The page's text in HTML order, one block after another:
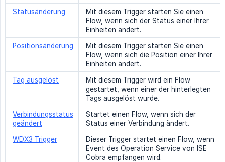
Statusänderung
Mit diesem Trigger starten Sie einen
Flow, wenn sich der Status einer Ihrer
Einheiten ändert.
Positionsänderung
Mit diesem Trigger starten Sie einen
Flow, wenn sich die Position einer Ihrer
Einheiten ändert.
Tag ausgelöst
Mit diesem Trigger wird ein Flow
gestartet, wenn einer der hinterlegten
Tags ausgelöst wurde.
Verbindungsstatus
geändert
Startet einen Flow, wenn sich der
Status einer Verbindung ändert.
WDX3 Trigger
Dieser Trigger startet einen Flow, wenn
Event des Operation Service von ISE
Cobra empfangen wird.